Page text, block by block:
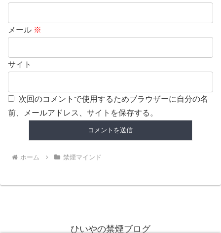
メール ※
サイト
次回のコメントで使用するためブラウザーに自分の名
前、メールアドレス、サイトを保存する。
ホーム 禁煙マインド
ひいやの禁煙ブログ